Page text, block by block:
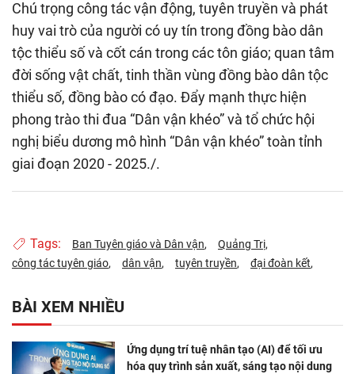
Chú trọng công tác vận động, tuyên truyền và phát
huy vai trò của người có uy tín trong đồng bào dân
tộc thiểu số và cốt cán trong các tôn giáo; quan tâm
đời sống vật chất, tinh thần vùng đồng bào dân tộc
thiểu số, đồng bào có đạo. Đẩy mạnh thực hiện
phong trào thi đua “Dân vận khéo” và tổ chức hội
nghị biểu dương mô hình “Dân vận khéo” toàn tỉnh
giai đoạn 2020 - 2025./.
Tags: Ban Tuyên giáo và Dân vận
Quảng Trị
công tác tuyên giáo
dân vận tuyên truyền đại đoàn kết
BÀI XEM NHIỀU
Ứng dụng trí tuệ nhân tạo (AI) để tối ưu
hóa quy trình sản xuất, sáng tạo nội dung